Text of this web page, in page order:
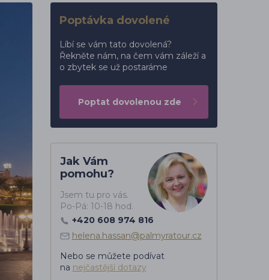
Poptávka dovolené
Líbí se vám tato dovolená?
Řekněte nám, na čem vám záleží a
o zbytek se už postaráme
Poptat dovolenou zde
Jak Vám
pomohu?
Jsem tu pro vás.
Po-Pá: 10-18 hod.
+420 608 974 816
helena.hassan@palmyratour.cz
Nebo se můžete podívat
na nejčastější dotazy